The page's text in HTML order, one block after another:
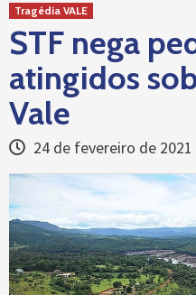
Tragédia VALE
STF nega
atingidos
Vale
24 de fevereiro de 2021